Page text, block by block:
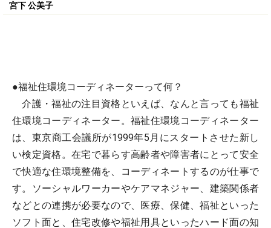
宮下 公美子
●福祉住環境コーディネーターって何？
介護・福祉の注目資格といえば、なんと言っても福祉
住環境コーディネーター。福祉住環境コーディネーター
は、東京商工会議所が1999年5月にスタートさせた新し
い検定資格。在宅で暮らす高齢者や障害者にとって安全
で快適な住環境整備を、コーディネートするのが仕事で
す。ソーシャルワーカーやケアマネジャー、建築関係者
などとの連携が必要なので、医療、保健、福祉といった
ソフト面と、住宅改修や福祉用具といったハード面の知